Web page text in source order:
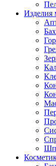
Изделия